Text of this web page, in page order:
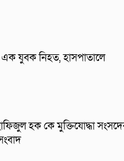
এক যুবক নিহত, হাসপাতালে
হক কে মুক্তিযোদ্ধা